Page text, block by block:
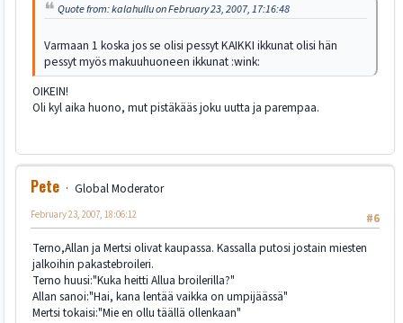
Quote from: kalahullu on February 23, 2007, 17:16:48
Varmaan 1 koska jos se olisi pessyt KAIKKI ikkunat olisi hän
pessyt myös makuuhuoneen ikkunat :wink:
OIKEIN!
Oli kyl aika huono, mut pistäkääs joku uutta ja parempaa.
Pete
Global Moderator
#6
February 23, 2007, 18:06:12
Terno,Allan ja Mertsi olivat kaupassa. Kassalla putosi jostain miesten
jalkoihin pakastebroileri.
Terno huusi:"Kuka heitti Allua broilerilla?"
Allan sanoi:"Hai, kana lentää vaikka on umpijäässä"
Mertsi tokaisi:"Mie en ollu täällä ollenkaan"